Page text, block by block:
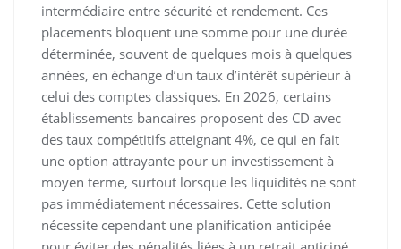
intermédiaire entre sécurité et rendement. Ces
placements bloquent une somme pour une durée
déterminée, souvent de quelques mois à quelques
années, en échange d’un taux d’intérêt supérieur à
celui des comptes classiques. En 2026, certains
établissements bancaires proposent des CD avec
des taux compétitifs atteignant 4%, ce qui en fait
une option attrayante pour un investissement à
moyen terme, surtout lorsque les liquidités ne sont
pas immédiatement nécessaires. Cette solution
nécessite cependant une planification anticipée